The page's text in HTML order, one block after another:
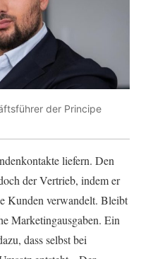
der Principe
liefern. Den
der Vertrieb, indem er
Kunden verwandelt. Bleibt
Marketingausgaben. Ein
dass selbst bei